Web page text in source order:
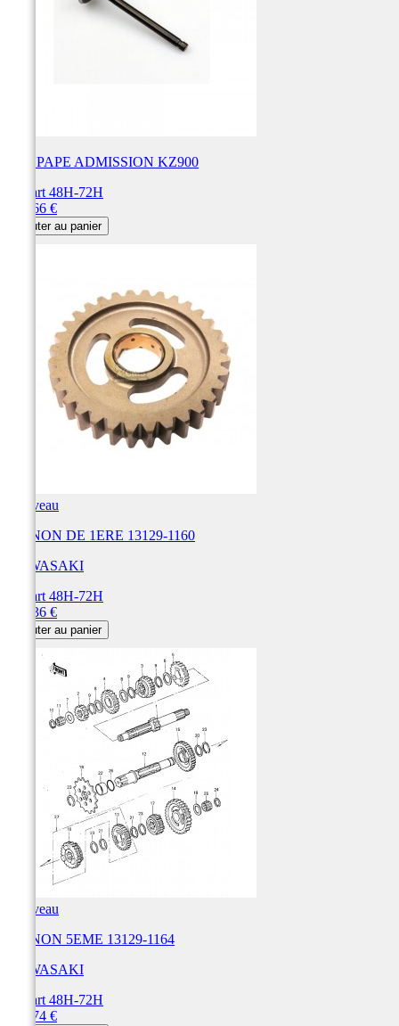
SOUPAPE ADMISSION KZ900
Départ 48H-72H
126,66 €
Ajouter au panier
Nouveau
PIGNON DE 1ERE 13129-1160
KAWASAKI
Départ 48H-72H
101,36 €
Ajouter au panier
Nouveau
PIGNON 5EME 13129-1164
KAWASAKI
Départ 48H-72H
100,74 €